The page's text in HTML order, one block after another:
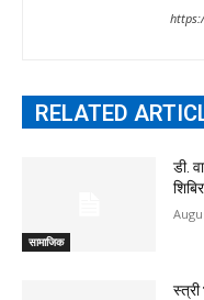
RELATED
सामाजिक
डी.